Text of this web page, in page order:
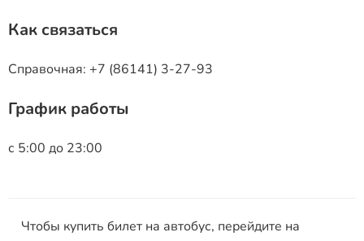
Как связаться
Справочная: +7 (86141) 3-27-93
График работы
с 5:00 до 23:00
Чтобы купить билет на автобус, перейдите на